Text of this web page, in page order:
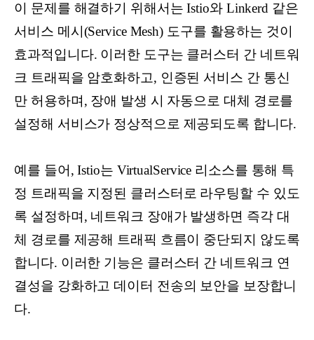
이 문제를 해결하기 위해서는 Istio와 Linkerd 같은
서비스 메시(Service Mesh) 도구를 활용하는 것이
효과적입니다. 이러한 도구는 클러스터 간 네트워
크 트래픽을 암호화하고, 인증된 서비스 간 통신
만 허용하며, 장애 발생 시 자동으로 대체 경로를
설정해 서비스가 정상적으로 제공되도록 합니다.
예를 들어, Istio는 VirtualService 리소스를 통해 특
정 트래픽을 지정된 클러스터로 라우팅할 수 있도
록 설정하며, 네트워크 장애가 발생하면 즉각 대
체 경로를 제공해 트래픽 흐름이 중단되지 않도록
합니다. 이러한 기능은 클러스터 간 네트워크 연
결성을 강화하고 데이터 전송의 보안을 보장합니
다.